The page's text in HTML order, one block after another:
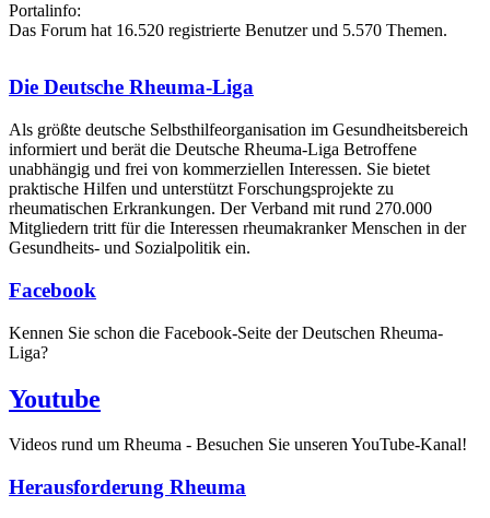
Portalinfo:
Das Forum hat 16.520 registrierte Benutzer und 5.570 Themen.
Die Deutsche Rheuma-Liga
Als größte deutsche Selbsthilfe­organisation im Gesundheitsbereich
informiert und berät die Deutsche Rheuma-Liga Betroffene
unabhängig und frei von kommerziellen Interessen. Sie bietet
praktische Hilfen und unterstützt Forschungsprojekte zu
rheumatischen Erkrankungen. Der Verband mit rund 270.000
Mitgliedern tritt für die Interessen rheumakranker Menschen in der
Gesundheits- und Sozialpolitik ein.
Facebook
Kennen Sie schon die Facebook-Seite der Deutschen Rheuma-
Liga?
Youtube
Videos rund um Rheuma - Besuchen Sie unseren YouTube-Kanal!
Herausforderung Rheuma